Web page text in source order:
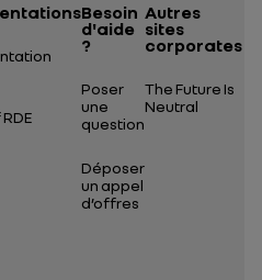
Besoin
d'aide
?
Poser
une
question
Déposer
un appel
d’offres
Autres
sites
corporates
The Future Is
Neutral